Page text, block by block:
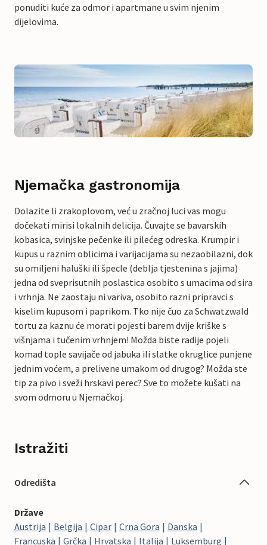
ponuditi kuće za odmor i apartmane u svim njenim
dijelovima.
Njemačka gastronomija
Dolazite li zrakoplovom, već u zračnoj luci vas mogu
dočekati mirisi lokalnih delicija. Čuvajte se bavarskih
kobasica, svinjske pečenke ili pilećeg odreska. Krumpir i
kupus u raznim oblicima i varijacijama su nezaobilazni, dok
su omiljeni haluški ili špecle (deblja tjestenina s jajima)
jedna od sveprisutnih poslastica osobito s umacima od sira
i vrhnja. Ne zaostaju ni variva, osobito razni pripravci s
kiselim kupusom i paprikom. Tko nije čuo za Schwatzwald
tortu za kaznu će morati pojesti barem dvije kriške s
višnjama i tučenim vrhnjem! Možda biste radije pojeli
komad tople savijače od jabuka ili slatke okruglice punjene
jednim voćem, a prelivene umakom od drugog? Možda ste
tip za pivo i sveži hrskavi perec? Sve to možete kušati na
svom odmoru u Njemačkoj.
Istražiti
Odredišta
Države
Austrija
Belgija Cipar Crna Gora
Danska
Francuska
Grčka Hrvatska Italija Luksemburg